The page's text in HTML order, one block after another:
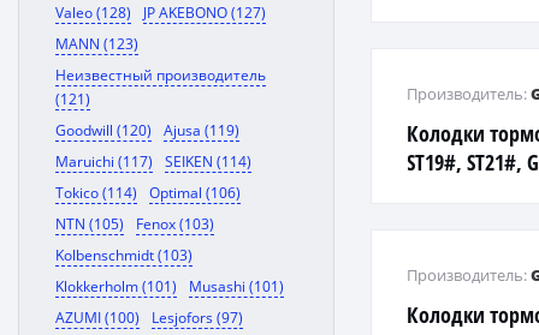
Valeo (128)
JP AKEBONO (127)
MANN (123)
Неизвестный производитель
(121)
Goodwill (120)
Ajusa (119)
Maruichi (117)
SEIKEN (114)
Tokico (114)
Optimal (106)
NTN (105)
Fenox (103)
Kolbenschmidt (103)
Klokkerholm (101)
Musashi (101)
AZUMI (100)
Lesjofors (97)
Колодки
ST19#, ST21#,
Производитель:
Колодки
Производитель: